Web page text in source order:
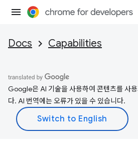
Docs Capabilities
Google은 AI 기술을 사용하여 콘텐츠를 사
다. AI 번역에는 오류가 있을 수 있습니다.